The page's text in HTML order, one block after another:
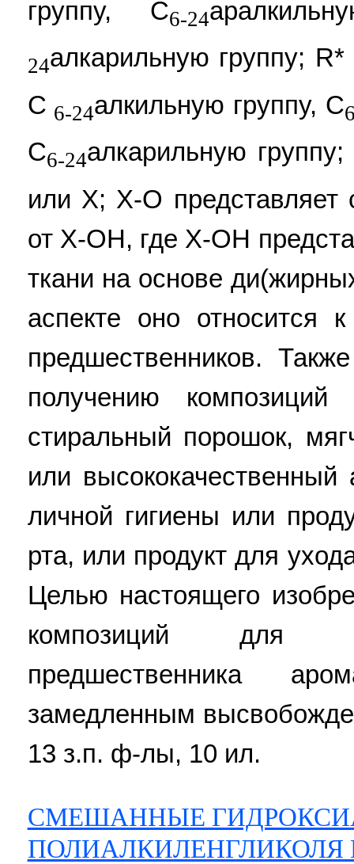
группу, С6-24
24алкарильную группу;
С 6-24алкильную группу, С
С6-24алкарильную
или X; Х-О представляет
от Х-ОН, где Х-ОН
ткани на основе
аспекте оно относится
предшественников.
получению
стиральный порошок,
или высококачественный
личной гигиены или
рта, или продукт для
Целью настоящего
композиций для
предшественника
замедленным
13 з.п. ф-лы, 10 ил.
СМЕШАННЫЕ
ПОЛИАЛКИЛЕНГЛИКОЛЯ